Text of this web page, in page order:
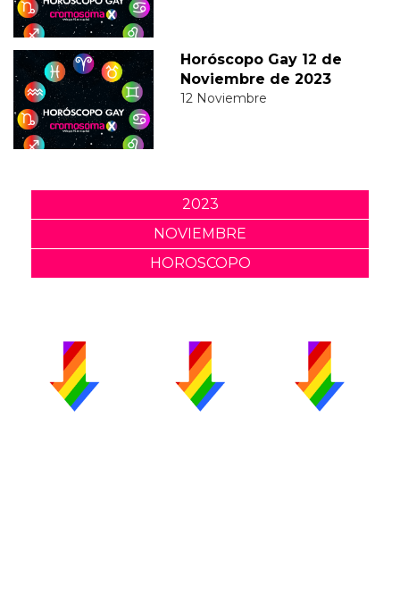
Horóscopo Gay 12 de
Noviembre de 2023
12 Noviembre
2023
NOVIEMBRE
HOROSCOPO